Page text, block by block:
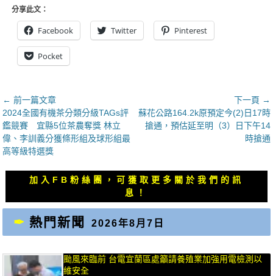
分享此文：
Facebook Twitter Pinterest
Pocket
文
章
導
覽
← 前一篇文章
上
一
篇
文
2024全國有機茶分類分級TAGs評
鑑競賽 宜縣5位茶農奪獎 林立
偉、李訓義分獲條形組及球形組最
高等級特選獎
下一頁 →
下
蘇花公路164.2k原預定今(2)日17時
搶通，預估延至明（3）日下午14
時搶通
加入FB粉絲團，可獲取更多關於我們的訊
息！
熱門新聞 2026年8月7日
颱風來臨前 台電宜蘭區處籲請養殖業加強用電檢測以
維安全